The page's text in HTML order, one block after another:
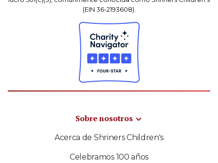
(EIN 36-2193608).
Sobre nosotros
Acerca de Shriners Children's
Celebramos 100 años